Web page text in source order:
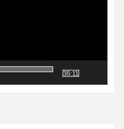
35:11